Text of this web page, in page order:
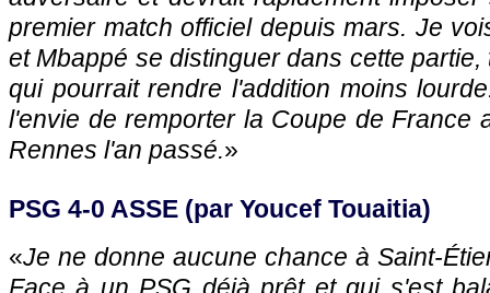
premier match officiel depuis mars. Je
et Mbappé se distinguer dans cette
qui pourrait rendre l'addition moins
l'envie de remporter la Coupe de France
Rennes l'an passé.»
PSG 4-0 ASSE (par Youcef Touaitia)
«Je ne donne aucune chance à Saint-